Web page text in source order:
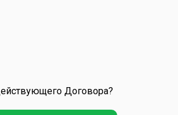
Договора?